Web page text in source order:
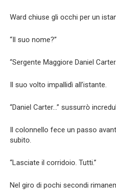
Ward chiuse gli occhi per un
“Il suo nome?”
“Sergente Maggiore Daniel
Il suo volto impallidì all’istante.
“Daniel Carter…” sussurrò
Il colonnello fece un passo
subito.
“Lasciate il corridoio. Tutti.”
Nel giro di pochi secondi